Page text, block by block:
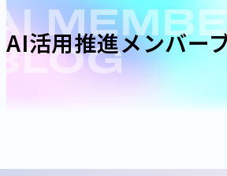
プ
AI活用推進メンバー